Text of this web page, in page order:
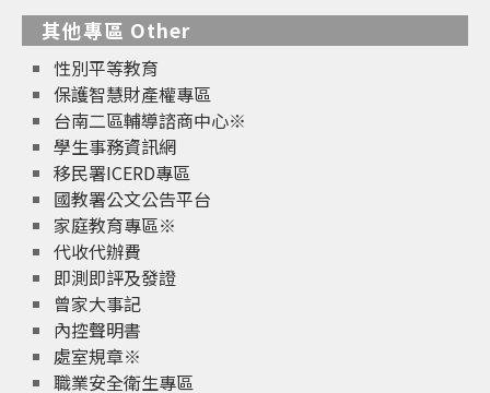
其他專區 Other
性別平等教育
保護智慧財產權專區
台南二區輔導諮商中心※
學生事務資訊網
移民署ICERD專區
國教署公文公告平台
家庭教育專區※
代收代辦費
即測即評及發證
曾家大事記
內控聲明書
處室規章※
職業安全衛生專區